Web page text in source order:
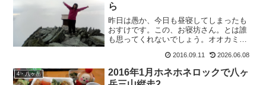
ら
昨日は愚か、今日も昼寝してしまったも
おすけです。この、お寝坊さん。とは誰
も思ってくれないでしょう。オオカミも
でございます。で。この夏休み。妙義山
帰りに、たかさんが寄ってくれまして。
私と一緒・高所恐怖症のタ...
2016.09.11 2026.06.08
4・八ヶ岳
2016年1月ホネホネロックで八ヶ